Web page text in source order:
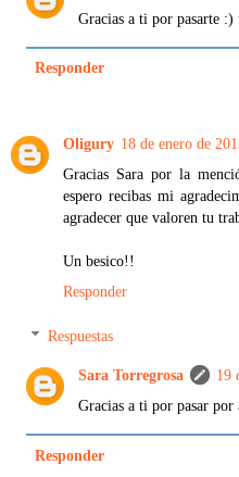
Gracias a ti por pasarte :)
Responder
Oligury 18 de enero de
Gracias Sara por la
espero recibas mi
agradecer que valoren tu
Un besico!!
Responder
Respuestas
Sara Torregrosa
19
Gracias a ti por pasar por
Responder